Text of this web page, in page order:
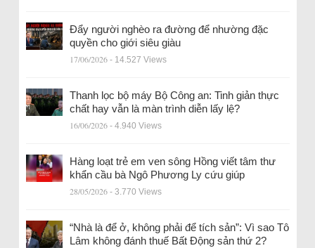
Đẩy người nghèo ra đường để nhường đặc
quyền cho giới siêu giàu
17/06/2026 - 14.527 Views
Thanh lọc bộ máy Bộ Công an: Tinh giản thực
chất hay vẫn là màn trình diễn lấy lệ?
16/06/2026 - 4.940 Views
Hàng loạt trẻ em ven sông Hồng viết tâm thư
khẩn cầu bà Ngô Phương Ly cứu giúp
28/05/2026 - 3.770 Views
“Nhà là để ở, không phải để tích sản”: Vì sao Tô
Lâm không đánh thuế Bất Động sản thứ 2?